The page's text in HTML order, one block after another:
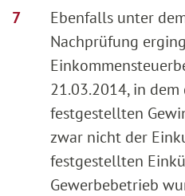
Ebenfalls unter
Nachprüfung
21.03.2014, in dem
festgestellten
zwar nicht der
festgestellten
Gewerbebetrieb